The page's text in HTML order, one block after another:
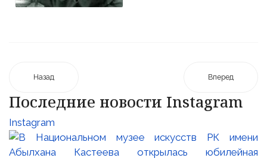
Назад Вперед
Последние новости Instagram
Instagram